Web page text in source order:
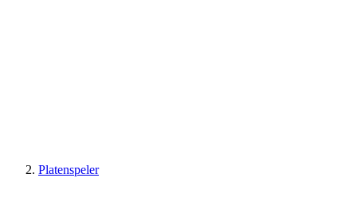
Platenspeler